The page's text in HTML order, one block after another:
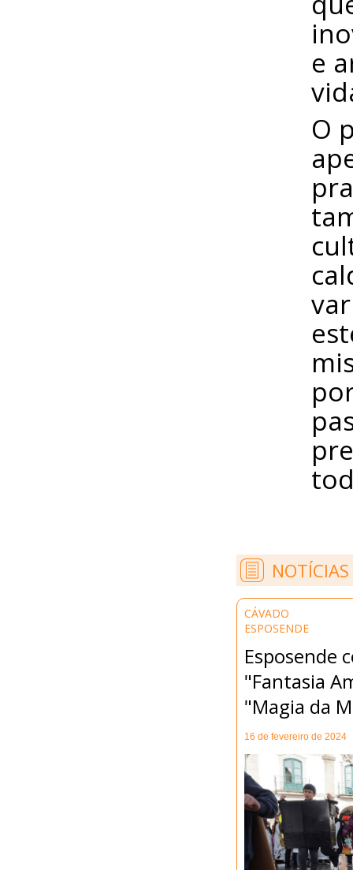
e
O
NOTÍCIAS
CÁVADO
ESPOSENDE
Esposende
"Fantasia
"Magia da
16 de fevereiro de 2024